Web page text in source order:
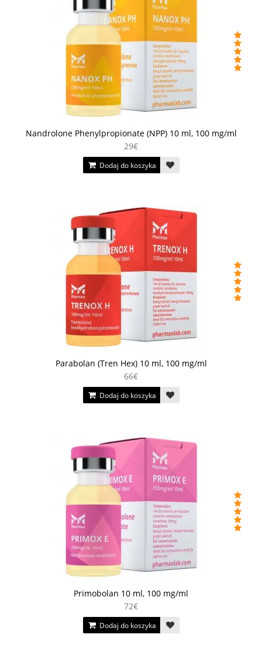
Nandrolone Phenylpropionate (NPP) 10 ml, 100 mg/ml
29€
Dodaj do koszyka
Parabolan (Tren Hex) 10 ml, 100 mg/ml
66€
Dodaj do koszyka
Primobolan 10 ml, 100 mg/ml
72€
Dodaj do koszyka